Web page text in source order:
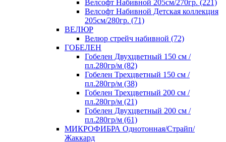
Велсофт Набивной 205см/270гр. (221)
Велсофт Набивной Детская коллекция
205см/280гр. (71)
ВЕЛЮР
Велюр стрейч набивной (72)
ГОБЕЛЕН
Гобелен Двухцветный 150 см /
пл.280гр/м (82)
Гобелен Трехцветный 150 см /
пл.280гр/м (38)
Гобелен Трехцветный 200 см /
пл.280гр/м (21)
Гобелен Двухцветный 200 см /
пл.280гр/м (61)
МИКРОФИБРА Однотонная/Страйп/
Жаккард